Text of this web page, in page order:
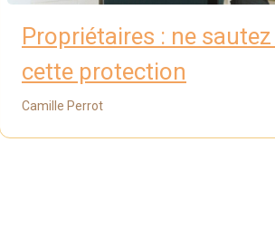
Propriétaires : ne
cette protection
Camille Perrot